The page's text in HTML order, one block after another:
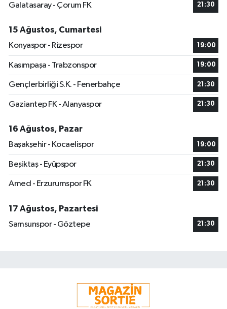
Galatasaray - Çorum FK
21:30
15 Ağustos, Cumartesi
Konyaspor - Rizespor
19:00
Kasımpaşa - Trabzonspor 19:00
Gençlerbirliği S.K. - Fenerbahçe 21:30
Gaziantep FK - Alanyaspor 21:30
16 Ağustos, Pazar
Başakşehir - Kocaelispor
19:00
Beşiktaş - Eyüpspor 21:30
Amed - Erzurumspor FK 21:30
17 Ağustos, Pazartesi
Samsunspor - Göztepe
21:30